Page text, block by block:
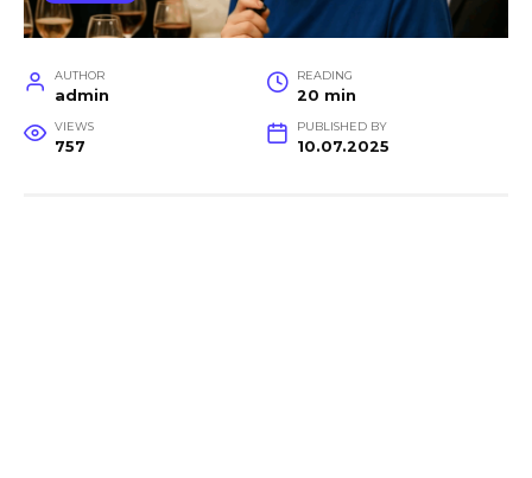
AUTHOR
admin
READING
20 min
VIEWS
757
PUBLISHED BY
10.07.2025